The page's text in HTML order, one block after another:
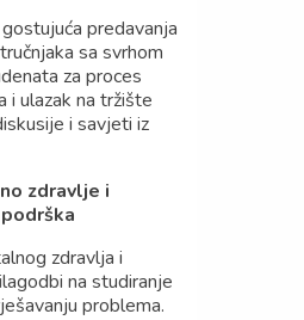
predavanja
sa svrhom
za proces
i ulazak na tržište
i savjeti iz
zdravlje i
zdravlja i
na studiranje
problema.